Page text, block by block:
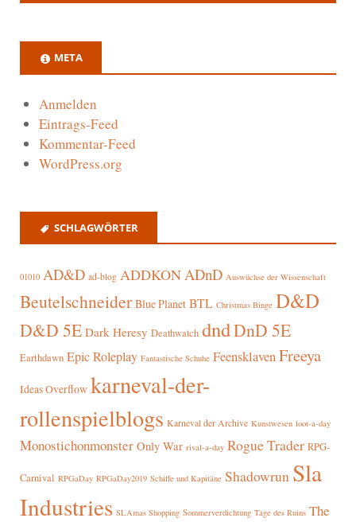
META
Anmelden
Eintrags-Feed
Kommentar-Feed
WordPress.org
SCHLAGWÖRTER
01010 AD&D ad-blog ADDKONADnD Auswüchse der Wissenschaft
Beutelschneider Blue Planet BTL Christmas Binge D&D
D&D 5E Dark Heresy Deathwatch dndDnD 5E
Earthdawn Epic Roleplay Fantastische Schuhe FeensklavenFreeya
Ideas Overflow karneval-der-
rollenspielblogs Karneval der Archive Kunstwesen loot-a-day
Monostichonmonster Only War rival-a-day Rogue Trader RPG-
Carnival RPGaDay RPGaDay2019 Schiffe und Kapitäne Shadowrun Sla
Industries SLAmas Shopping Sommerverdichtung Tage des Ruins The